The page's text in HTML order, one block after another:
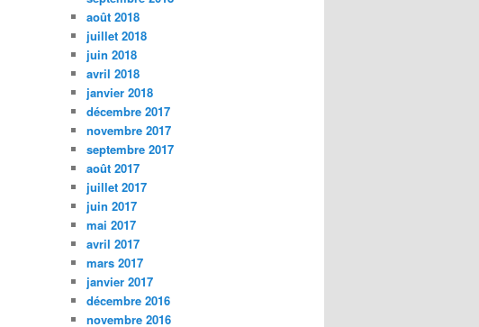
août 2018
juillet 2018
juin 2018
avril 2018
janvier 2018
décembre 2017
novembre 2017
septembre 2017
août 2017
juillet 2017
juin 2017
mai 2017
avril 2017
mars 2017
janvier 2017
décembre 2016
novembre 2016